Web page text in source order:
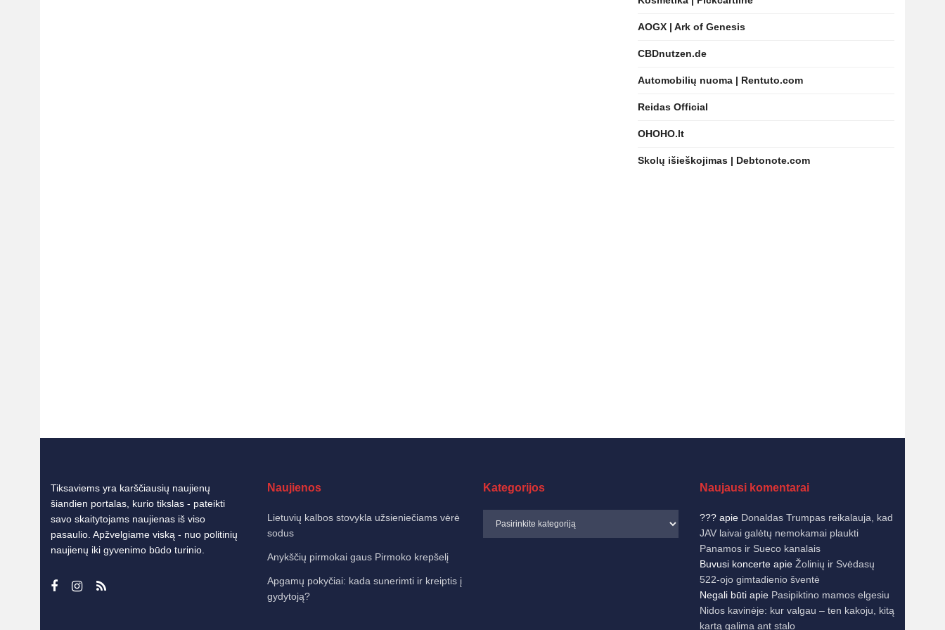
AOGX | Ark of Genesis
CBDnutzen.de
Automobilių nuoma | Rentuto.com
Reidas Official
OHOHO.lt
Skolų išieškojimas | Debtonote.com
Tiksaviems yra karščiausių naujienų
šiandien portalas, kurio tikslas - pateikti
savo skaitytojams naujienas iš viso
pasaulio. Apžvelgiame viską - nuo politinių
naujienų iki gyvenimo būdo turinio.
Naujienos
Lietuvių kalbos stovykla užsieniečiams vėrė
sodus
Anykščių pirmokai gaus Pirmoko krepšelį
Apgamų pokyčiai: kada sunerimti ir kreiptis į
gydytoją?
Kategorijos Naujausi komentarai
???apie Donaldas Trumpas reikalauja, kad
JAV laivai galėtų nemokamai plaukti
Panamos ir Sueco kanalais
Buvusi koncerteapie Žolinių ir Svėdasų
522-ojo gimtadienio šventė
Negali būtiapie Pasipiktino mamos elgesiu
Nidos kavinėje: kur valgau – ten kakoju, kitą
kartą galima ant stalo